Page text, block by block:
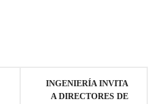
INGENIERÍA INVITA
A DIRECTORES DE